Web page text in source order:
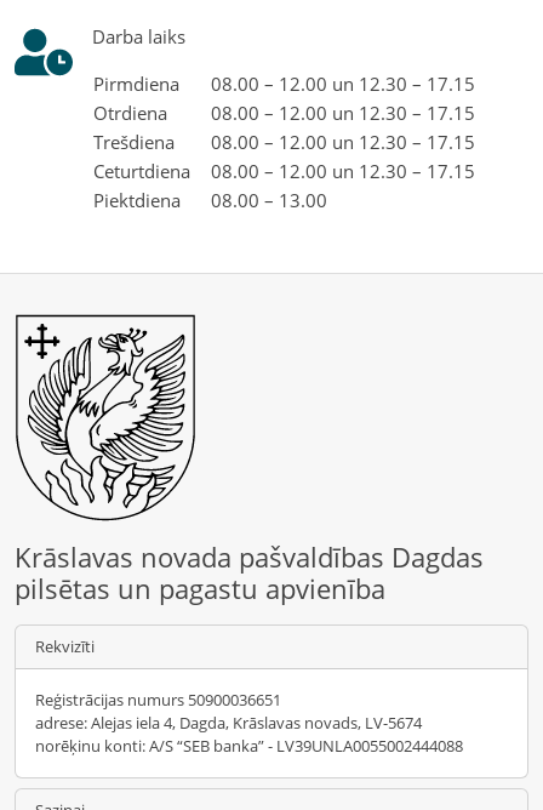
Darba laiks
Pirmdiena
08.00 – 12.00 un 12.30 – 17.15
Otrdiena
08.00 – 12.00 un 12.30 – 17.15
Trešdiena
08.00 – 12.00 un 12.30 – 17.15
Ceturtdiena
08.00 – 12.00 un 12.30 – 17.15
Piektdiena
08.00 – 13.00
Krāslavas novada pašvaldības Dagdas
pilsētas un pagastu apvienība
Rekvizīti
Reģistrācijas numurs 50900036651
adrese: Alejas iela 4, Dagda, Krāslavas novads, LV-5674
norēķinu konti: A/S “SEB banka” - LV39UNLA0055002444088